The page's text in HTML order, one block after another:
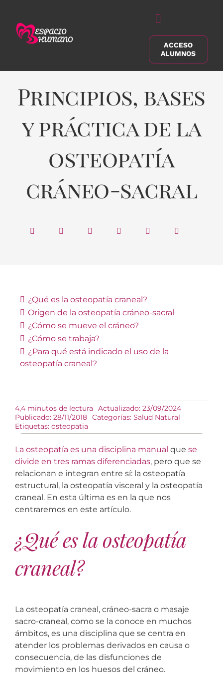
contenido
Alternar
navegación
Buscar:
ACCESO
ALUMNOS
Principios, bases
y práctica de la
osteopatía
cráneo-sacral
¿Qué es la osteopatía craneal?
Origen de la osteopatía cráneo-sacral
¿Cómo se mueve el cráneo?
¿Cómo se trabaja?
¿Para qué está indicado el uso de la
osteopatía craneal?
4,4 minutos de lectura
Actualizado: 23/09/2024
Publicado: 28/11/2018 Categorías: Salud Natural
Etiquetas: osteopatia
La osteopatía es una disciplina manual que se
divide en tres ramas diferenciadas, pero que se
relacionan e integran entre sí: la osteopatía
estructural, la osteopatía visceral y la osteopatía
craneal. En esta última es en la que nos
centraremos en este artículo.
¿Qué es la osteopatía
craneal?
La osteopatía craneal, cráneo-sacra o masaje
sacro-craneal, como se la conoce en muchos
ámbitos, es una disciplina que se centra en
atender los problemas derivados en causa o
consecuencia, de las disfunciones de
movimiento en los huesos del cráneo.